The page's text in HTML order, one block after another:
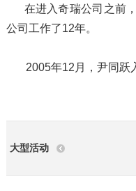
在进入奇瑞公司之前，
公司工作了12年。
2005年12月，尹同跃入
大型活动